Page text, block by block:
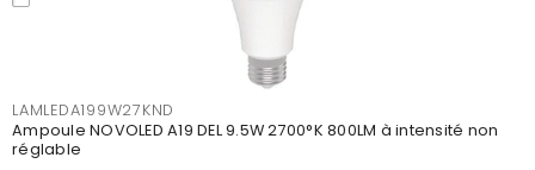
LAMLEDA199W27KND
Ampoule NOVOLED A19 DEL 9.5W 2700°K 800LM à intensité non
réglable